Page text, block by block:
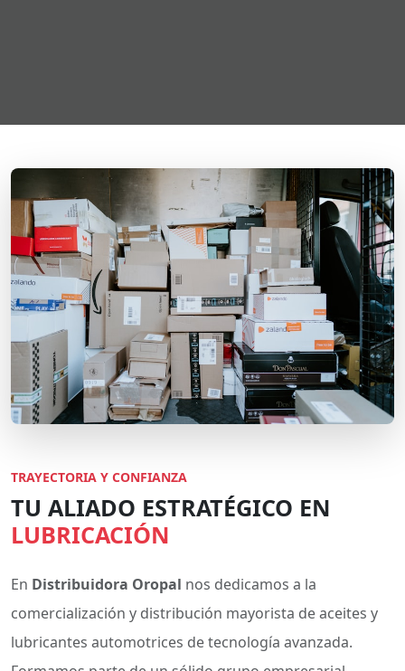
TRAYECTORIA Y CONFIANZA
TU ALIADO ESTRATÉGICO EN
LUBRICACIÓN
En Distribuidora Oropal nos dedicamos a la
comercialización y distribución mayorista de aceites y
lubricantes automotrices de tecnología avanzada.